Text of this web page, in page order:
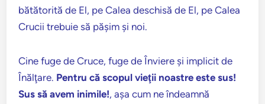
bătătorită de El, pe Calea deschisă de El, pe Calea
Crucii trebuie să păşim şi noi.
Cine fuge de Cruce, fuge de Înviere şi implicit de
Înălţare. Pentru că scopul vieţii noastre este sus!
Sus să avem inimile!, aşa cum ne îndeamnă